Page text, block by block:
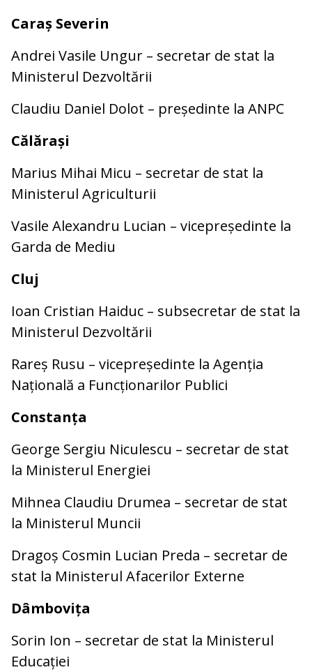
Caraș Severin
Andrei Vasile Ungur – secretar de stat la
Ministerul Dezvoltării
Claudiu Daniel Dolot – președinte la ANPC
Călărași
Marius Mihai Micu – secretar de stat la
Ministerul Agriculturii
Vasile Alexandru Lucian – vicepreședinte la
Garda de Mediu
Cluj
Ioan Cristian Haiduc – subsecretar de stat la
Ministerul Dezvoltării
Rareș Rusu – vicepreședinte la Agenția
Națională a Funcționarilor Publici
Constanța
George Sergiu Niculescu – secretar de stat
la Ministerul Energiei
Mihnea Claudiu Drumea – secretar de stat
la Ministerul Muncii
Dragoș Cosmin Lucian Preda – secretar de
stat la Ministerul Afacerilor Externe
Dâmbovița
Sorin Ion – secretar de stat la Ministerul
Educației